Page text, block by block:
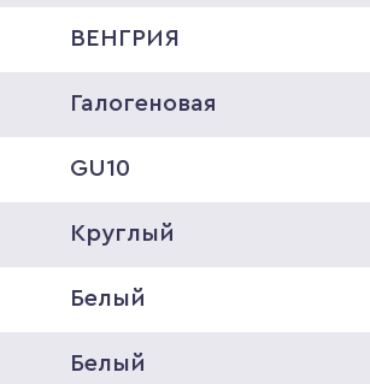
ВЕНГРИЯ
Галогеновая
GU10
Круглый
Белый
Белый